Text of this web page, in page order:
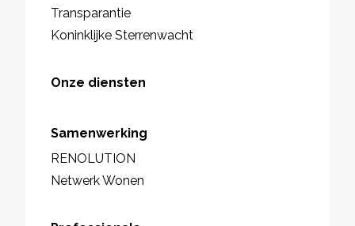
Transparantie
Koninklijke Sterrenwacht
Onze diensten
Samenwerking
RENOLUTION
Netwerk Wonen